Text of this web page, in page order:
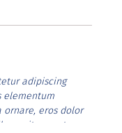
adipiscing
elementum
ornare, eros dolor
vitae erat.